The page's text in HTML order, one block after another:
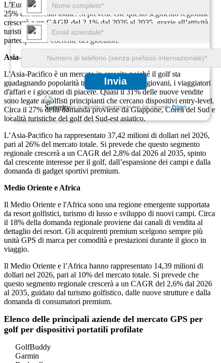
Invia
Garantiamo la completa riservatezza dei tuoi dati personali. Privacy
L’Europa rappresentava 35,98 milioni di dollari nel 2026, pari al
25% del mercato totale. Si prevede che questo segmento regionale
crescerà a un CAGR del 2,1% dal 2026 al 2035, grazie all’attività
turistica del golf, al miglioramento delle attrezzature e alla
partecipazione coerente dei giocatori.
Asia-Pacifico
L'Asia-Pacifico è un mercato in crescita poiché il golf sta
guadagnando popolarità tra i consumatori più giovani, i viaggiatori
d'affari e i giocatori di piacere. Quasi il 31% delle nuove vendite
sono legate a golfisti principianti che cercano dispositivi entry-level.
Circa il 27% della domanda proviene da Giappone, Corea del Sud e
località turistiche del golf del Sud-est asiatico.
L’Asia-Pacifico ha rappresentato 37,42 milioni di dollari nel 2026,
pari al 26% del mercato totale. Si prevede che questo segmento
regionale crescerà a un CAGR del 2,8% dal 2026 al 2035, spinto
dal crescente interesse per il golf, dall’espansione dei campi e dalla
domanda di gadget sportivi premium.
Medio Oriente e Africa
Il Medio Oriente e l'Africa sono una regione emergente supportata
da resort golfistici, turismo di lusso e sviluppo di nuovi campi. Circa
il 18% della domanda regionale proviene dai canali di vendita al
dettaglio dei resort. Gli acquirenti premium scelgono sempre più
unità GPS di marca per comodità e prestazioni durante il gioco in
viaggio.
Il Medio Oriente e l’Africa hanno rappresentato 14,39 milioni di
dollari nel 2026, pari al 10% del mercato totale. Si prevede che
questo segmento regionale crescerà a un CAGR del 2,6% dal 2026
al 2035, guidato dal turismo golfistico, dalle nuove strutture e dalla
domanda di consumatori premium.
Elenco delle principali aziende del mercato GPS per
golf per dispositivi portatili profilate
GolfBuddy
Garmin